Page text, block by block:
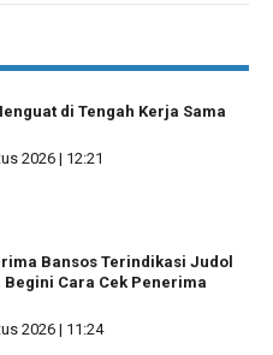
di Tengah Kerja Sama
2026 | 12:21
Bansos Terindikasi Judol
Begini Cara Cek Penerima
2026 | 11:24